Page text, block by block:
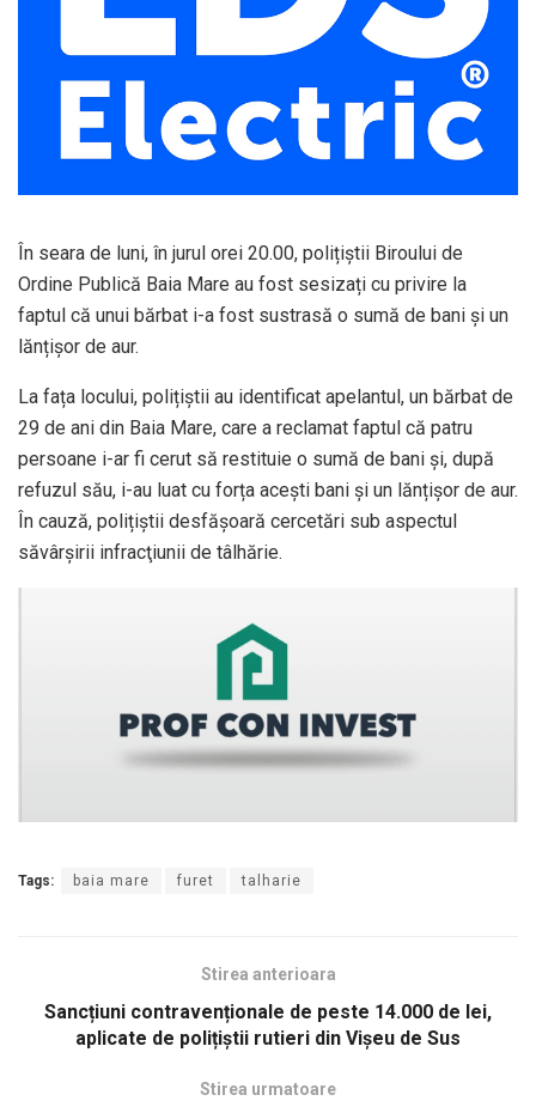
În seara de luni, în jurul orei 20.00, polițiștii Biroului de
Ordine Publică Baia Mare au fost sesizați cu privire la
faptul că unui bărbat i-a fost sustrasă o sumă de bani și un
lănțișor de aur.
La fața locului, polițiștii au identificat apelantul, un bărbat de
29 de ani din Baia Mare, care a reclamat faptul că patru
persoane i-ar fi cerut să restituie o sumă de bani și, după
refuzul său, i-au luat cu forța acești bani și un lănțișor de aur.
În cauză, polițiștii desfășoară cercetări sub aspectul
săvârşirii infracţiunii de tâlhărie.
Tags: baia mare furet talharie
Stirea anterioara
Sancțiuni contravenționale de peste 14.000 de lei,
aplicate de polițiștii rutieri din Vișeu de Sus
Stirea urmatoare